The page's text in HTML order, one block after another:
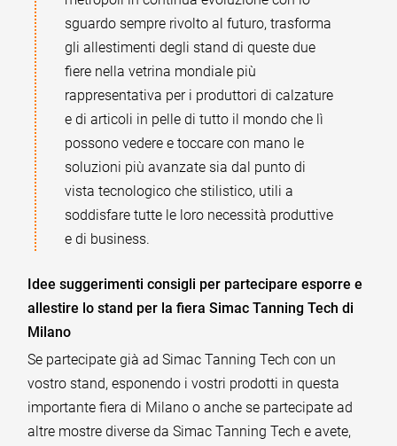
sguardo sempre rivolto al futuro, trasforma
gli allestimenti degli stand di queste due
fiere nella vetrina mondiale più
rappresentativa per i produttori di calzature
e di articoli in pelle di tutto il mondo che lì
possono vedere e toccare con mano le
soluzioni più avanzate sia dal punto di
vista tecnologico che stilistico, utili a
soddisfare tutte le loro necessità produttive
e di business.
Idee suggerimenti consigli per partecipare esporre e
allestire lo stand per la fiera Simac Tanning Tech di
Milano
Se partecipate già ad Simac Tanning Tech con un
vostro stand, esponendo i vostri prodotti in questa
importante fiera di Milano o anche se partecipate ad
altre mostre diverse da Simac Tanning Tech e avete,